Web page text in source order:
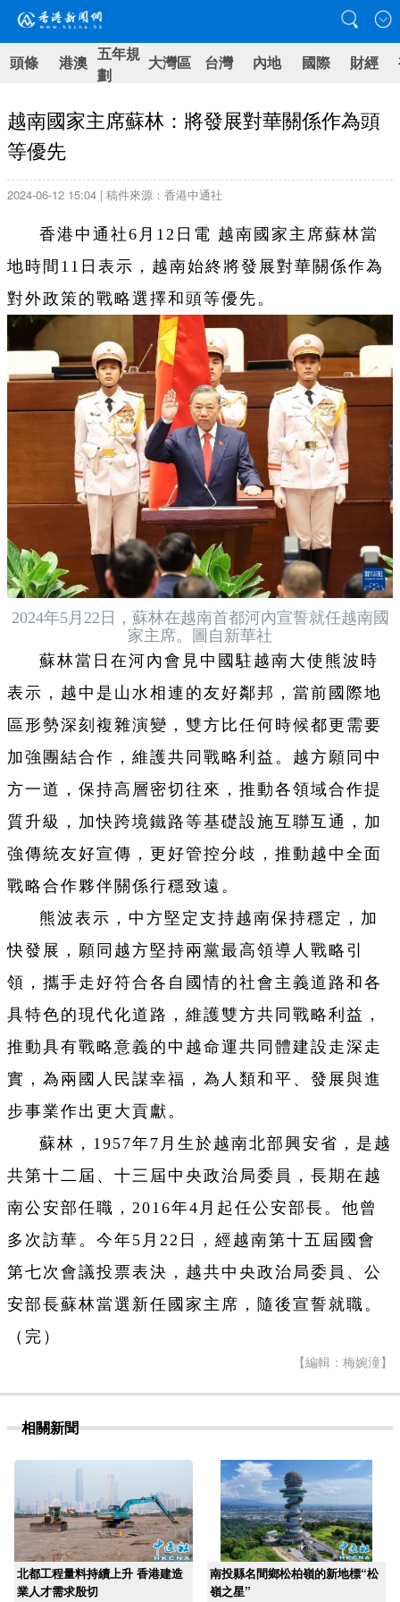
頭條 港澳 五年規
劃
大灣區 台灣 內地 國際 財經
越南國家主席蘇林：將發展對華關係作為頭
等優先
2024-06-12 15:04 | 稿件來源：香港中通社
香港中通社6月12日電 越南國家主席蘇林當
地時間11日表示，越南始終將發展對華關係作為
對外政策的戰略選擇和頭等優先。
2024年5月22日，蘇林在越南首都河內宣誓就任越南國
家主席。圖自新華社
蘇林當日在河內會見中國駐越南大使熊波時
表示，越中是山水相連的友好鄰邦，當前國際地
區形勢深刻複雜演變，雙方比任何時候都更需要
加強團結合作，維護共同戰略利益。越方願同中
方一道，保持高層密切往來，推動各領域合作提
質升級，加快跨境鐵路等基礎設施互聯互通，加
強傳統友好宣傳，更好管控分歧，推動越中全面
戰略合作夥伴關係行穩致遠。
熊波表示，中方堅定支持越南保持穩定，加
快發展，願同越方堅持兩黨最高領導人戰略引
領，攜手走好符合各自國情的社會主義道路和各
具特色的現代化道路，維護雙方共同戰略利益，
推動具有戰略意義的中越命運共同體建設走深走
實，為兩國人民謀幸福，為人類和平、發展與進
步事業作出更大貢獻。
蘇林，1957年7月生於越南北部興安省，是越
共第十二屆、十三屆中央政治局委員，長期在越
南公安部任職，2016年4月起任公安部長。他曾
多次訪華。今年5月22日，經越南第十五屆國會
第七次會議投票表決，越共中央政治局委員、公
安部長蘇林當選新任國家主席，隨後宣誓就職。
（完）
【編輯：梅婉潼】
相關新聞
北都工程量料持續上升 香港建造
業人才需求殷切
南投縣名間鄉松柏嶺的新地標“松
嶺之星”